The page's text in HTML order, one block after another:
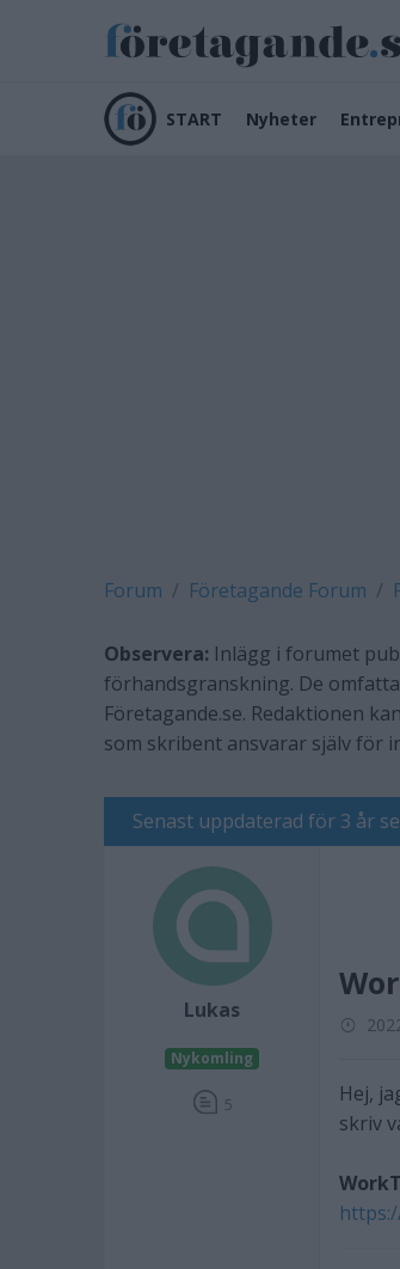
START Nyheter
Forum Företagande Forum
Observera: Inlägg i forumet
förhandsgranskning. De
Företagande.se. Redaktionen
som skribent ansvarar själv för
Senast uppdaterad för 3 år
Lukas
Nykomling
5
Hej,
skriv